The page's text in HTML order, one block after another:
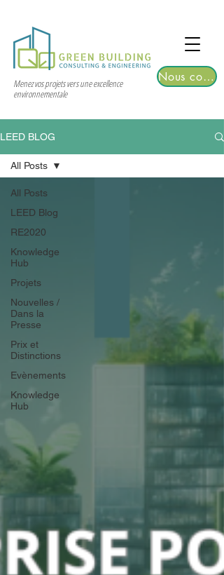
2026 | Registrations are now open!
Menez vos projets vers une excellence
environnementale
Nous contacter
LEED BLOG
All Posts
LEED Blog
RE2020
Knowledge
Hub
Projets
Nouvelles /
Dans la
Presse
Prix et
Distinctions
Evènements
Knowledge
Hub
All Posts